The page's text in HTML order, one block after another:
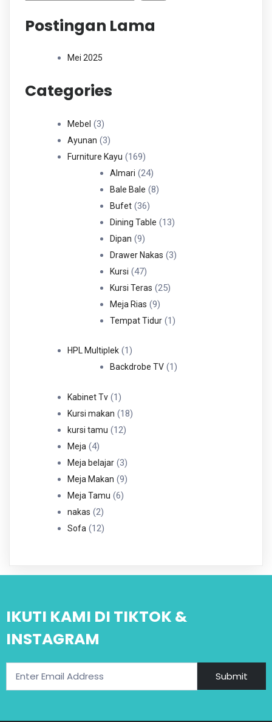
Postingan Lama
Mei 2025
Categories
Mebel 33
Produk
Ayunan 33
Produk
Furniture Kayu 169169
Produk
Almari 2424
Produk
Bale Bale 88
Bufet 3636
Produk
Dining Table 1313
Dipan 99
Produk
Drawer Nakas 33
Kursi 4747
Produk
Kursi Teras 2525
Meja Rias 99
Produk
Tempat Tidur 11
HPL Multiplek 11
Produk
Backdrobe TV 11
Kabinet Tv 11
Produk
Kursi makan 1818
kursi tamu 1212
Meja 44
Produk
Meja belajar 33
Produk
Meja Makan 99
Meja Tamu 66
nakas 22
Produk
Sofa 1212
IKUTI KAMI DI TIKTOK &
INSTAGRAM
Submit